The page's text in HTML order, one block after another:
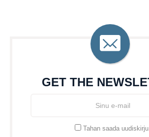
GET THE
Tahan saada uudiskirju.